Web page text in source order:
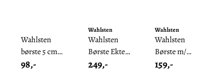
Wahlsten
børste 5 cm
bust
98,-
Wahlsten
Wahlsten
Børste Ekte
Hår og Tre
249,-
Wahlsten
Wahlsten
Børste m/
Lang Bust
159,-